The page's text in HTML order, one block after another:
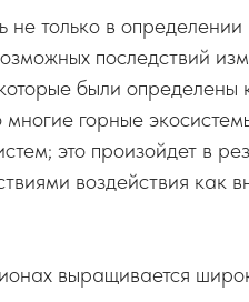
только в
последствий
были определены
горные
это произойдет в
воздействия как
выращивается